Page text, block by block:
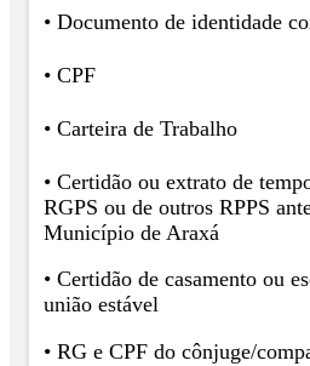
• Documento de identidade
• CPF
• Carteira de Trabalho
• Certidão ou extrato de
RGPS ou de outros RPPS
Município de Araxá
• Certidão de casamento ou
união estável
• RG e CPF do cônjuge/